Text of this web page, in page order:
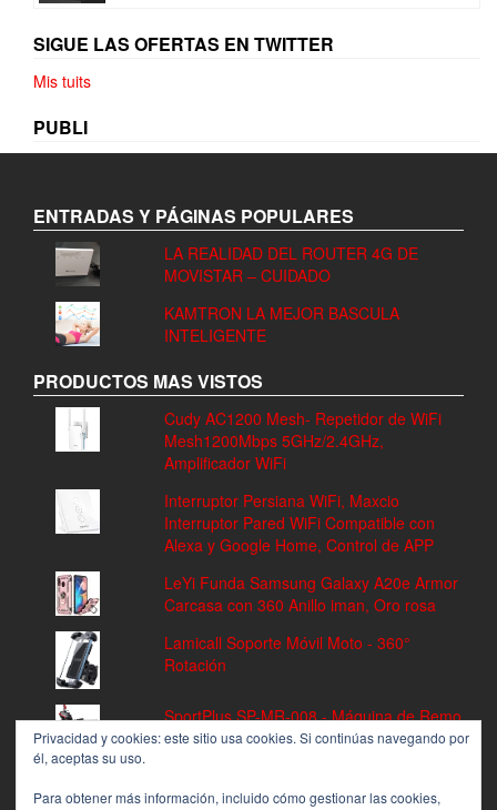
era:
56,95€.
es:
54,67€.
SIGUE LAS OFERTAS EN TWITTER
Mis tuits
Privacidad y cookies: este sitio usa cookies. Si continúas navegando por
él, aceptas su uso.
Para obtener más información, incluido cómo gestionar las cookies,
PUBLI
ENTRADAS Y PÁGINAS POPULARES
LA REALIDAD DEL ROUTER 4G DE
MOVISTAR – CUIDADO
KAMTRON LA MEJOR BASCULA
INTELIGENTE
PRODUCTOS MAS VISTOS
Cudy AC1200 Mesh- Repetidor de WiFi
Mesh1200Mbps 5GHz/2.4GHz,
Amplificador WiFi
Interruptor Persiana WiFi, Maxcio
Interruptor Pared WiFi Compatible con
Alexa y Google Home, Control de APP
LeYi Funda Samsung Galaxy A20e Armor
Carcasa con 360 Anillo iman, Oro rosa
Lamicall Soporte Móvil Moto - 360°
Rotación
SportPlus SP-MR-008 - Máquina de Remo
Fitness, Volante de Inercia de 8 kg, 8